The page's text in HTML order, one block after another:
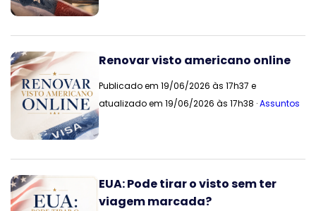
Renovar visto americano online
Publicado em 19/06/2026 às 17h37 e
atualizado em 19/06/2026 às 17h38 ·Assuntos
EUA: Pode tirar o visto sem ter
viagem marcada?